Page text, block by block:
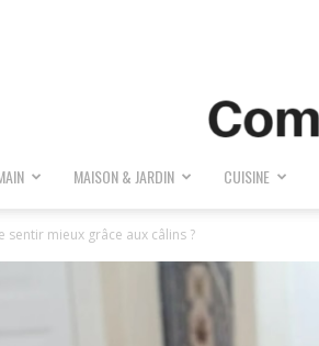
MAISON & JARDIN CUISINE
sentir mieux grâce aux câlins ?